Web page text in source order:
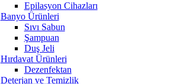
Epilasyon Cihazları
Banyo Ürünleri
Sıvı Sabun
Şampuan
Duş Jeli
Hırdavat Ürünleri
Dezenfektan
Deterjan ve Temizlik